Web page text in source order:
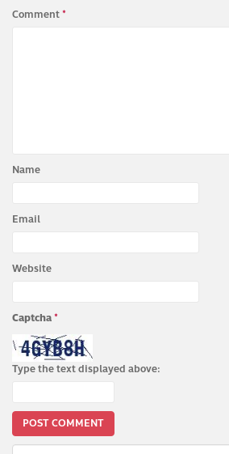
Comment*
Name
Email
Website
Captcha*
Type the text displayed above: